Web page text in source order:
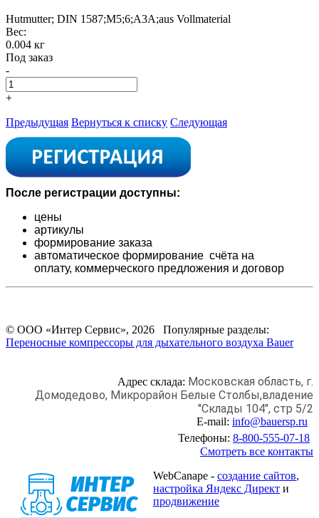
Hutmutter; DIN 1587;M5;6;A3A;aus Vollmaterial
Вес:
0.004 кг
Под заказ
-
+
Предыдущая Вернуться к списку Следующая
После регистрации доступны:
цены
артикулы
формирование заказа
автоматическое формирование счёта на
оплату, коммерческого предложения и договор
© ООО «Интер Сервис», 2026 Популярные разделы:
Переносные компрессоры для дыхательного воздуха Bauer
Адрес склада: Московская область, г.
Домодедово, Микрорайон Белые Столбы,владение
"Склады 104", стр 5/2
E-mail: info@bauersp.ru
Телефоны: 8-800-555-07-18
Смотреть все контакты
WebCanape - создание сайтов,
настройка Яндекс Директ и
продвижение